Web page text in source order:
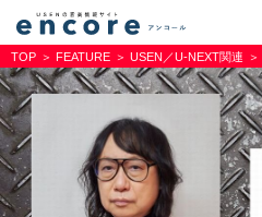
TOP FEATURE USEN／U-NEXT関連